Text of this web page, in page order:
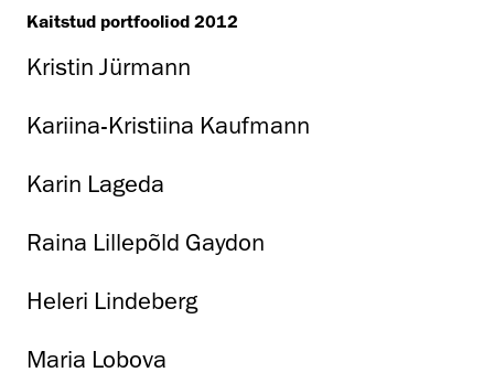
Kaitstud portfooliod 2012
Kristin Jürmann
Kariina-Kristiina Kaufmann
Karin Lageda
Raina Lillepõld Gaydon
Heleri Lindeberg
Maria Lobova